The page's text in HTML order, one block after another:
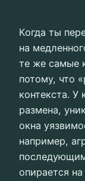
Когда ты
на
те же самые
потому, что
контекста. У
размена,
окна
например,
опирается